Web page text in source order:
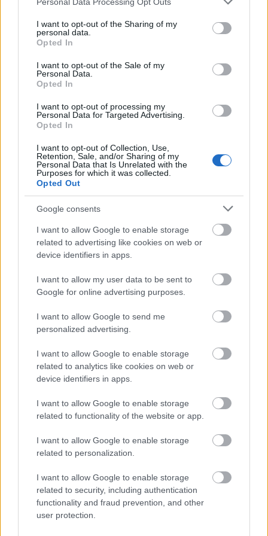
not limited to your visit or usage behaviour. You may click to
grant or deny consent to Google and its third-party tags to
use your data for below specified purposes in below Google
consent section.
I want to opt-out of the Sharing of my
personal data.
Opted In
I want to opt-out of the Sale of my
Personal Data.
Opted In
I want to opt-out of processing my
Personal Data for Targeted Advertising.
Opted In
I want to opt-out of Collection, Use,
Retention, Sale, and/or Sharing of my
Personal Data that Is Unrelated with the
Purposes for which it was collected.
Opted Out
Google consents
I want to allow Google to enable storage
related to advertising like cookies on web or
device identifiers in apps.
I want to allow my user data to be sent to
Google for online advertising purposes.
I want to allow Google to send me
personalized advertising.
I want to allow Google to enable storage
related to analytics like cookies on web or
device identifiers in apps.
I want to allow Google to enable storage
related to functionality of the website or app.
I want to allow Google to enable storage
related to personalization.
I want to allow Google to enable storage
related to security, including authentication
functionality and fraud prevention, and other
user protection.
Ez egy ilyen nap kérem. Alig posztoltam egy kép a
képben alkotást
metrófúrásról, máris itt egy újabb rakás korokat ...
Tudjátok, mit csinálnak itt a Duna
közepén?
Zubreczki Dávid•2014. március 25.
Nem hajótöröttek keveredtek ide egy tutajon
valamelyik kalandfilmből, hanem talajkutató-fúrást
végeznek a metróépítéshez 1952-ben. Ha már ...
Fantasztikus képpárok London
festményeket kereszteztek mai
Zubreczki Dávid •2014. február 24.